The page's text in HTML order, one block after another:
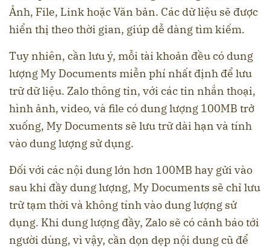
Ảnh, File, Link hoặc Văn bản. Các dữ liệu sẽ được
hiển thị theo thời gian, giúp dễ dàng tìm kiếm.
Tuy nhiên, cần lưu ý, mỗi tài khoản đều có dung
lượng My Documents miễn phí nhất định để lưu
trữ dữ liệu. Zalo thông tin, với các tin nhắn thoại,
hình ảnh, video, và file có dung lượng 100MB trở
xuống, My Documents sẽ lưu trữ dài hạn và tính
vào dung lượng sử dụng.
Đối với các nội dung lớn hơn 100MB hay gửi vào
sau khi đầy dung lượng, My Documents sẽ chỉ lưu
trữ tạm thời và không tính vào dung lượng sử
dụng. Khi dung lượng đầy, Zalo sẽ có cảnh báo tới
người dùng, vì vậy, cần dọn dẹp nội dung cũ để